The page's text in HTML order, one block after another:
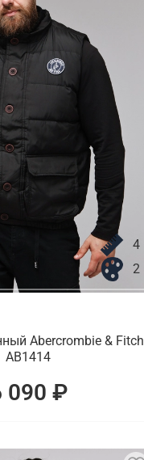
4
2
Abercrombie & Fitch
AB1414
090 ₽